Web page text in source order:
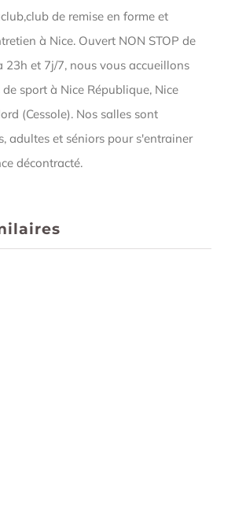
de remise en forme et
à Nice. Ouvert NON STOP de
23h et 7j/7, nous vous accueillons
sport à Nice République, Nice
(Cessole). Nos salles sont
adultes et séniors pour s'entrainer
décontracté.